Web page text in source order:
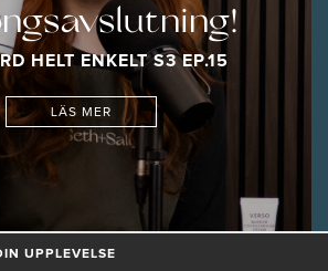
HELT ENKELT S3 EP.15
LÄS MER
UPPLEVELSE